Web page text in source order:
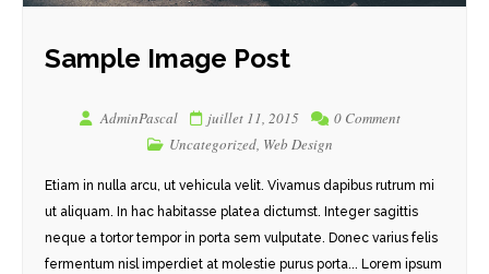
Sample Image Post
AdminPascal juillet 11, 2015
0 Comment
Uncategorized, Web Design
Etiam in nulla arcu, ut vehicula velit. Vivamus dapibus rutrum mi
ut aliquam. In hac habitasse platea dictumst. Integer sagittis
neque a tortor tempor in porta sem vulputate. Donec varius felis
fermentum nisl imperdiet at molestie purus porta... Lorem ipsum